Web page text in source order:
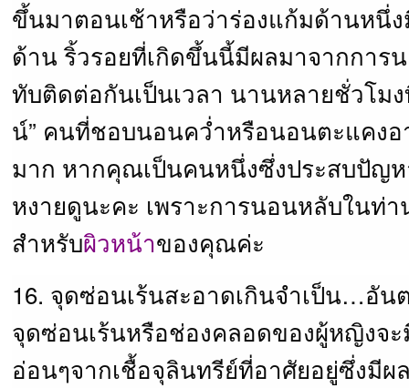
ขึ้นมาตอนเช้าหรือว่าร่องแก้มด้านหนึ่
ด้าน ริ้วรอยที่เกิดขึ้นนี้มีผลมาจากการ
ทับติดต่อกันเป็นเวลา นานหลายชั่วโมง
น์” คนที่ชอบนอนคว่ำหรือนอนตะแคงอ
มาก หากคุณเป็นคนหนึ่งซึ่งประสบปัญ
หงายดูนะคะ เพราะการนอนหลับในท่
สำหรับผิวหน้าของคุณค่ะ
16. จุดซ่อนเร้นสะอาดเกินจำเป็น…อัน
จุดซ่อนเร้นหรือช่องคลอดของผู้หญิงจ
อ่อนๆจากเชื้อจุลินทรีย์ที่อาศัยอยู่ซึ่งมีผ